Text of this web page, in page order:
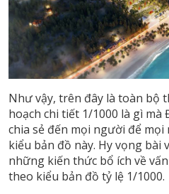
Như vậy, trên đây là toàn bộ
hoạch chi tiết 1/1000 là gì
chia sẻ đến mọi người để
kiểu bản đồ này. Hy vọng bài
những kiến thức bổ ích về
theo kiểu bản đồ tỷ lệ 1/1000.